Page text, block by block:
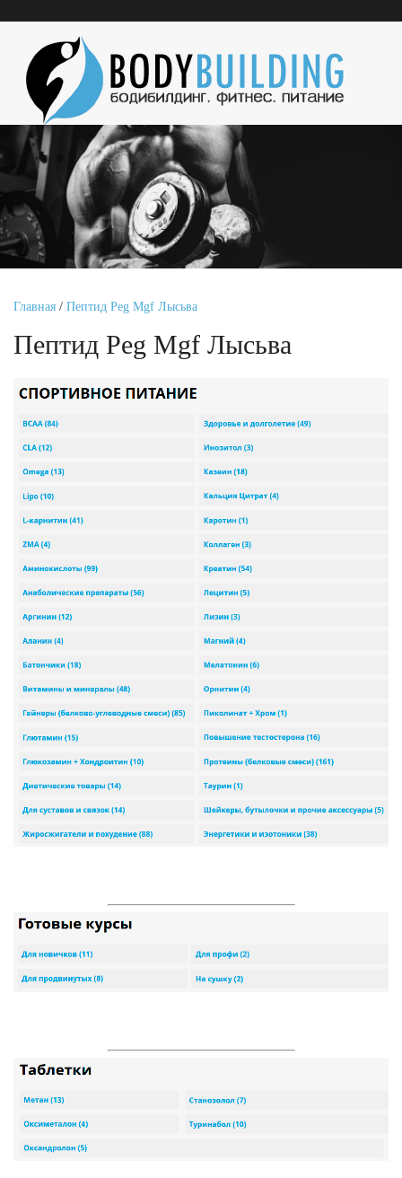
Главная / Пептид Peg Mgf Лысьва
Пептид Peg Mgf Лысьва